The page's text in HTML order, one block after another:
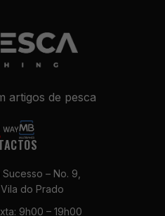
artigos de pesca
– No. 9,
do Prado
9h00 – 19h00